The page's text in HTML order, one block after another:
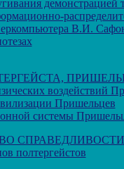
демонстрацией
В.И.
воздействий
Пришельцев
системы
полтергейстов